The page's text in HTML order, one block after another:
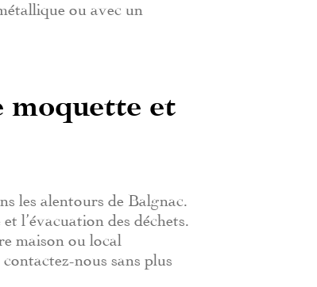
ou avec un
moquette et
les alentours de Balgnac.
l’évacuation des déchets.
maison ou local
nous sans plus